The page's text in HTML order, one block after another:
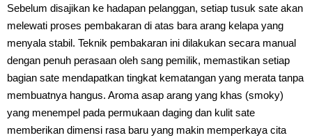
Sebelum disajikan ke hadapan pelanggan, setiap tusuk sate akan
melewati proses pembakaran di atas bara arang kelapa yang
menyala stabil. Teknik pembakaran ini dilakukan secara manual
dengan penuh perasaan oleh sang pemilik, memastikan setiap
bagian sate mendapatkan tingkat kematangan yang merata tanpa
membuatnya hangus. Aroma asap arang yang khas (smoky)
yang menempel pada permukaan daging dan kulit sate
memberikan dimensi rasa baru yang makin memperkaya cita